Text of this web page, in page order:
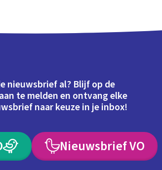
nieuwsbrief al? Blijf op de
te melden en ontvang elke
naar keuze in je inbox!
Nieuwsbrief VO